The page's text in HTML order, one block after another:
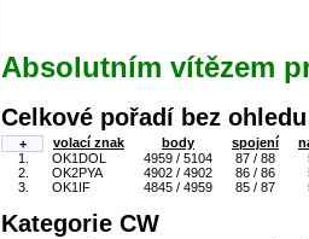
Absolutním vítězem
Celkové pořadí bez
+ volací znak body spojení
1.
OK1DOL 4959 / 5104 87 / 88
2.
OK2PYA 4902 / 4902 86 / 86
3.
OK1IF 4845 / 4959 85 / 87
Kategorie CW